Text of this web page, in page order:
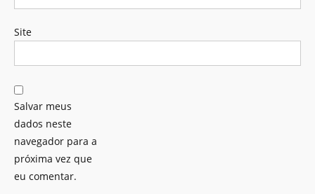
Site
Salvar meus
dados neste
navegador para a
próxima vez que
eu comentar.